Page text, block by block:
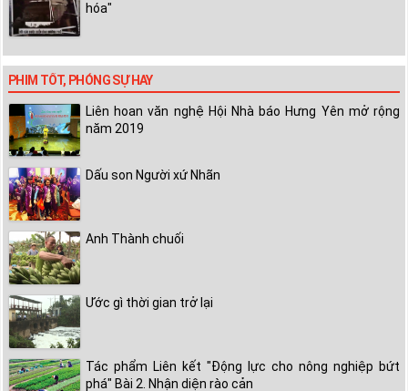
hóa"
PHIM TỐT, PHÓNG SỰ HAY
Liên hoan văn nghệ Hội Nhà báo Hưng Yên mở rộng
năm 2019
Dấu son Người xứ Nhãn
Anh Thành chuối
Ước gì thời gian trở lại
Tác phẩm Liên kết "Động lực cho nông nghiệp bứt
phá" Bài 2. Nhận diện rào cản